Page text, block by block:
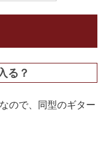
る？
ので、同型のギター